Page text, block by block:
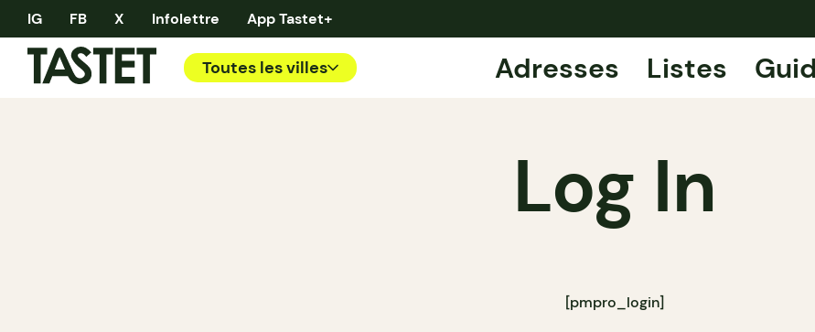
IG FB X Infolettre App Tastet+
Toutes les villes Adresses Listes
Log In
[pmpro_login]